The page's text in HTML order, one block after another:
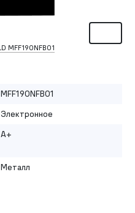
MFF190NFB01
MFF190NFB01
Электронное
A+
Металл